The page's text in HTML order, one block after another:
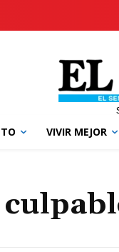
VIVIR MEJOR